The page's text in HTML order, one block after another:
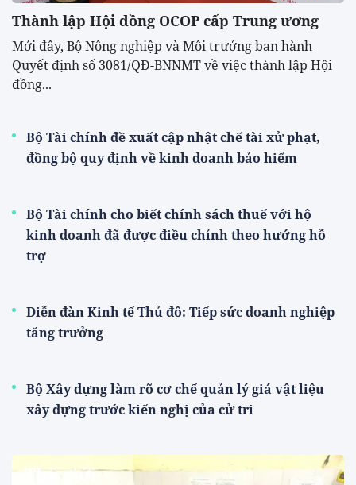
Thành lập Hội đồng OCOP cấp Trung ương
Mới đây, Bộ Nông nghiệp và Môi trưởng ban hành
Quyết định số 3081/QĐ-BNNMT về việc thành lập Hội
đồng...
Bộ Tài chính đề xuất cập nhật chế tài xử phạt,
đồng bộ quy định về kinh doanh bảo hiểm
Bộ Tài chính cho biết chính sách thuế với hộ
kinh doanh đã được điều chỉnh theo hướng hỗ
trợ
Diễn đàn Kinh tế Thủ đô: Tiếp sức doanh nghiệp
tăng trưởng
Bộ Xây dựng làm rõ cơ chế quản lý giá vật liệu
xây dựng trước kiến nghị của cử tri
Thế giới